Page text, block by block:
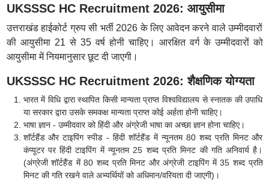
UKSSSC HC Recruitment 2026: आयुसीमा
उत्तराखंड हाईकोर्ट ग्रुप सी भर्ती 2026 के लिए आवेदन करने वाले उम्मीदवारों
की आयुसीमा 21 से 35 वर्ष होनी चाहिए। आरक्षित वर्ग के उम्मीदवारों को
आयुसीमा में नियमानुसार छूट दी जाएगी।
UKSSSC HC Recruitment 2026: शैक्षणिक योग्यता
भारत में विधि द्वारा स्थापित किसी मान्यता प्राप्त विश्वविद्यालय से स्नातक की उपाधि
या सरकार द्वारा उसके समकक्ष मान्यता प्राप्त कोई अर्हता होनी चाहिए।
भाषा ज्ञान - उम्मीदवार को हिंदी और अंग्रेजी भाषा का अच्छा ज्ञान होना चाहिए।
शॉर्टहैंड और टाइपिंग स्पीड - हिंदी शॉर्टहैंड में न्यूनतम 80 शब्द प्रति मिनट और
कंप्यूटर पर हिंदी टाइपिंग में न्यूनतम 25 शब्द प्रति मिनट की गति अनिवार्य है।
(अंग्रेजी शॉर्टहैंड में 80 शब्द प्रति मिनट और अंग्रेजी टाइपिंग में 35 शब्द प्रति
मिनट की गति रखने वाले अभ्यर्थियों को अधिमान/वरियता दी जाएगी)।